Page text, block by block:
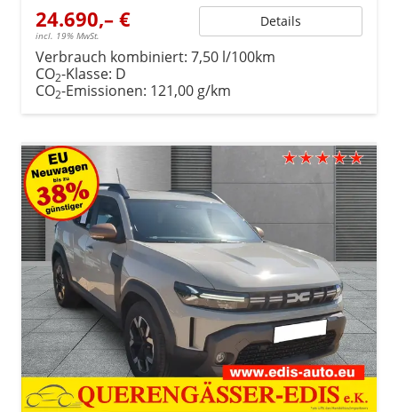
24.690,– €
incl. 19% MwSt.
Details
Verbrauch kombiniert: 7,50 l/100km
CO2-Klasse: D
CO2-Emissionen: 121,00 g/km